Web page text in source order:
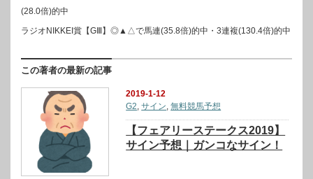
(28.0倍)的中
ラジオNIKKEI賞【GⅢ】◎▲△で馬連(35.8倍)的中・3連複(130.4倍)的中
この著者の最新の記事
2019-1-12
G2,サイン,無料競馬予想
【フェアリーステークス2019】
サイン予想｜ガンコなサイン！